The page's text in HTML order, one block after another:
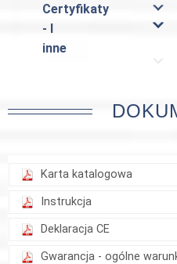
Certyfikaty
- I
inne
Karta katalogowa
Instrukcja
Deklaracja CE
Gwarancja - ogólne